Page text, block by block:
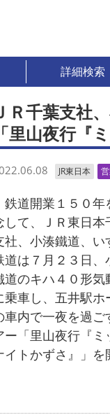
詳細検索
Ｒ千葉支社
「里山夜行『
JR東日本
鉄道開業１５０年
して、ＪＲ東日本
社、小湊鐵道、い
道は７月２３日、
道のキハ４０形気
乗車し、五井駅ホ
車内で一夜を過ご
ー「里山夜行『ミ
イトかずさ』」を